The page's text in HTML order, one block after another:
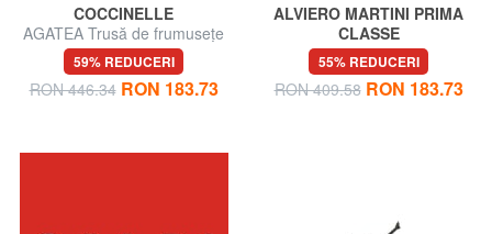
COCCINELLE
AGATEA Trusă de frumusețe
din piele
59% REDUCERI
RON 446.34 RON 183.73
ALVIERO MARTINI PRIMA
CLASSE
GEO Frumusețe dreaptă
mare
55% REDUCERI
RON 409.58 RON 183.73